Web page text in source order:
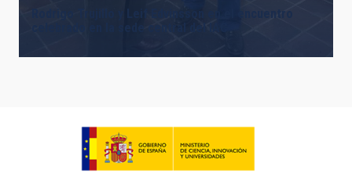
Rodrigo Trujillo y Leif Edvinsson en el encuentro